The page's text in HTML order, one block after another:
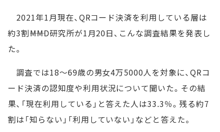
2021年1月現在、QRコード決済を利用している層は
約3割――MMD研究所が1月20日、こんな調査結果を発表し
た。
調査では18～69歳の男女4万5000人を対象に、QRコ
ード決済の認知度や利用状況について聞いた。その結
果、「現在利用している」と答えた人は33.3％。残る約7
割は「知らない」「利用していない」などと答えた。